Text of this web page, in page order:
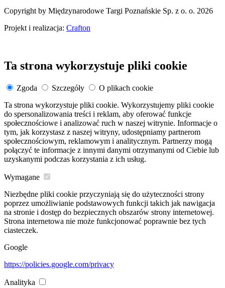
Copyright by Międzynarodowe Targi Poznańskie Sp. z o. o. 2026
Projekt i realizacja: Crafton
Ta strona wykorzystuje pliki cookie
Zgoda Szczegóły
O plikach cookie
Ta strona wykorzystuje pliki cookie. Wykorzystujemy pliki cookie
do spersonalizowania treści i reklam, aby oferować funkcje
społecznościowe i analizować ruch w naszej witrynie. Informacje o
tym, jak korzystasz z naszej witryny, udostępniamy partnerom
społecznościowym, reklamowym i analitycznym. Partnerzy mogą
połączyć te informacje z innymi danymi otrzymanymi od Ciebie lub
uzyskanymi podczas korzystania z ich usług.
Wymagane
Niezbędne pliki cookie przyczyniają się do użyteczności strony
poprzez umożliwianie podstawowych funkcji takich jak nawigacja
na stronie i dostęp do bezpiecznych obszarów strony internetowej.
Strona internetowa nie może funkcjonować poprawnie bez tych
ciasteczek.
Google
https://policies.google.com/privacy
Analityka